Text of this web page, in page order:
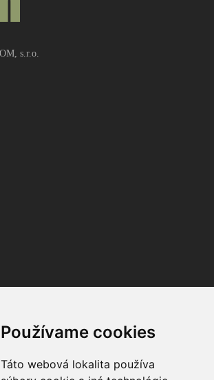
Používame cookies
Táto webová lokalita používa
s.r.o.